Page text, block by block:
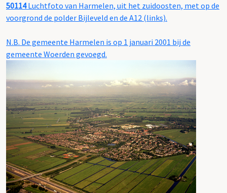
50114Luchtfoto van Harmelen, uit het zuidoosten, met op de
voorgrond de polder Bijleveld en de A12 (links).
N.B. De gemeente Harmelen is op 1 januari 2001 bij de
gemeente Woerden gevoegd.